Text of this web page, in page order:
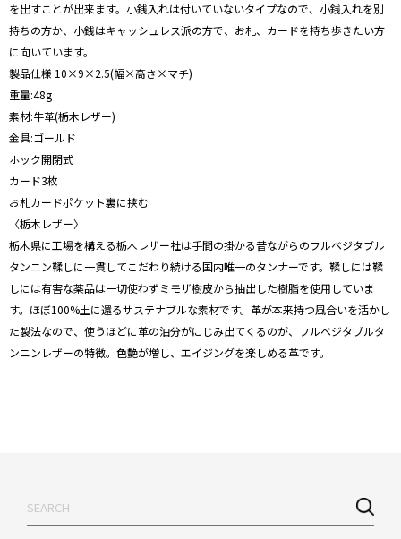
を出すことが出来ます。小銭入れは付いていないタイプなので、小銭入れを別
持ちの方か、小銭はキャッシュレス派の方で、お札、カードを持ち歩きたい方
に向いています。
製品仕様 10×9×2.5(幅×高さ×マチ)
重量:48g
素材:牛革(栃木レザー)
金具:ゴールド
ホック開閉式
カード3枚
お札カードポケット裏に挟む
〈栃木レザー〉
栃木県に工場を構える栃木レザー社は手間の掛かる昔ながらのフルベジタブル
タンニン鞣しに一貫してこだわり続ける国内唯一のタンナーです。鞣しには鞣
しには有害な薬品は一切使わずミモザ樹皮から抽出した樹脂を使用していま
す。ほぼ100%土に還るサステナブルな素材です。革が本来持つ風合いを活かし
た製法なので、使うほどに革の油分がにじみ出てくるのが、フルベジタブルタ
ンニンレザーの特徴。色艶が増し、エイジングを楽しめる革です。